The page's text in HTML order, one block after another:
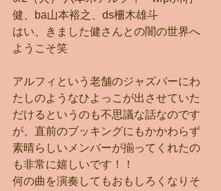
健、ba山本裕之、ds柵木雄斗
はい、きました健さんとの闇の世界へ
ようこそ笑
アルフィという老舗のジャズバーにわ
たしのようなひよっこが出させていた
だけるというのも不思議な話なのです
が、直前のブッキングにもかかわらず
素晴らしいメンバーが揃ってくれたの
も非常に嬉しいです！！
何の曲を演奏してもおもしろくなりそ